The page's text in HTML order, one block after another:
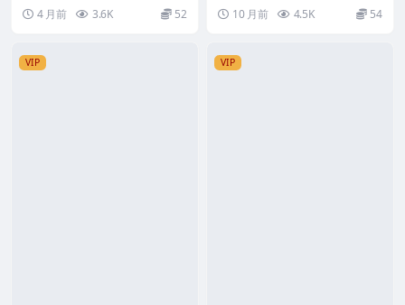
只香 秘语空间 NO.003期 【9P9
V】 「...
4 月前 3.6K 52
品小姨 秘语空间 NO.018期 【4
V】 「资...
10 月前 4.5K 54
VIP VIP